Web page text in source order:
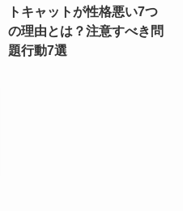
トキャットが性格悪い7つ
の理由とは？注意すべき問
題行動7選